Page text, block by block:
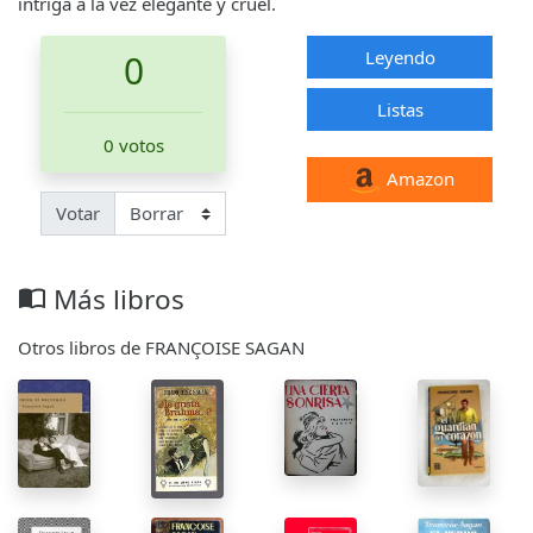
0
0 votos
Votar
Leyendo
Listas
Amazon
import_contacts Más libros
Otros libros de FRANÇOISE SAGAN